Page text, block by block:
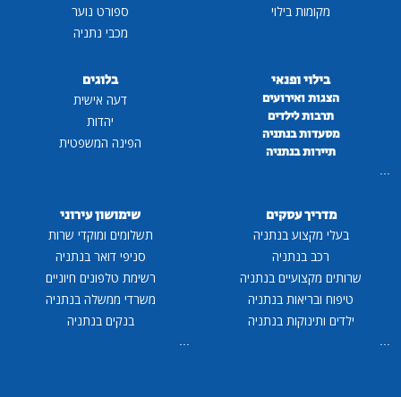
מקומות בילוי
ספורט נוער
מכבי נתניה
בילוי ופנאי
הצגות ואירועים
תרבות לילדים
מסעדות בנתניה
תיירות בנתניה
...
בלוגים
דעה אישית
יהדות
הפינה המשפטית
מדריך עסקים
בעלי מקצוע בנתניה
רכב בנתניה
שרותים מקצועיים בנתניה
טיפוח ובריאות בנתניה
ילדים ותינוקות בנתניה
...
שימושון עירוני
תשלומים ומוקדי שרות
סניפי דואר בנתניה
רשימת טלפונים חיוניים
משרדי ממשלה בנתניה
בנקים בנתניה
...